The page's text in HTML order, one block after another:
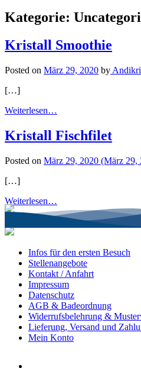
Kategorie:
Kristall Smoothie
Posted on März 29, 2020 by
[…]
Weiterlesen…
Kristall Fischfilet
Posted on März 29, 2020 (März 29,
[…]
Weiterlesen…
Infos für den ersten Besuch
Stellenangebote
Kontakt / Anfahrt
Impressum
Datenschutz
AGB & Badeordnung
Widerrufsbelehrung &
Lieferung, Versand und
Mein Konto